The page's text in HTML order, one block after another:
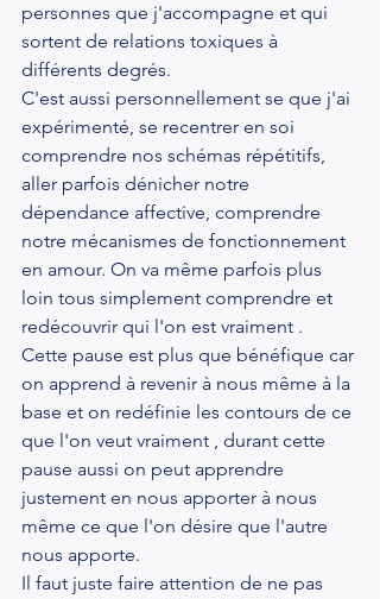
personnes que j'accompagne et qui
sortent de relations toxiques à
différents degrés.
C'est aussi personnellement se que j'ai
expérimenté, se recentrer en soi
comprendre nos schémas répétitifs,
aller parfois dénicher notre
dépendance affective, comprendre
notre mécanismes de fonctionnement
en amour. On va même parfois plus
loin tous simplement comprendre et
redécouvrir qui l'on est vraiment .
Cette pause est plus que bénéfique car
on apprend à revenir à nous même à la
base et on redéfinie les contours de ce
que l'on veut vraiment , durant cette
pause aussi on peut apprendre
justement en nous apporter à nous
même ce que l'on désire que l'autre
nous apporte.
Il faut juste faire attention de ne pas